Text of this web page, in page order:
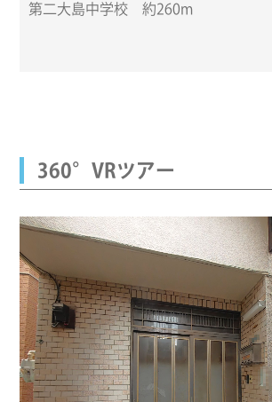
第二大島中学校 約260m
360°VRツアー